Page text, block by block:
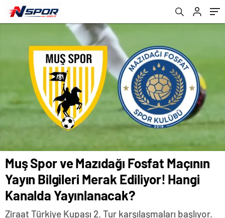
Yayınlanacak?
Muş Spor ve Mazıdağı Fosfat Maçının
Yayın Bilgileri Merak Ediliyor! Hangi
Kanalda Yayınlanacak?
Ziraat Türkiye Kupası 2. Tur karşılaşmaları başlıyor.